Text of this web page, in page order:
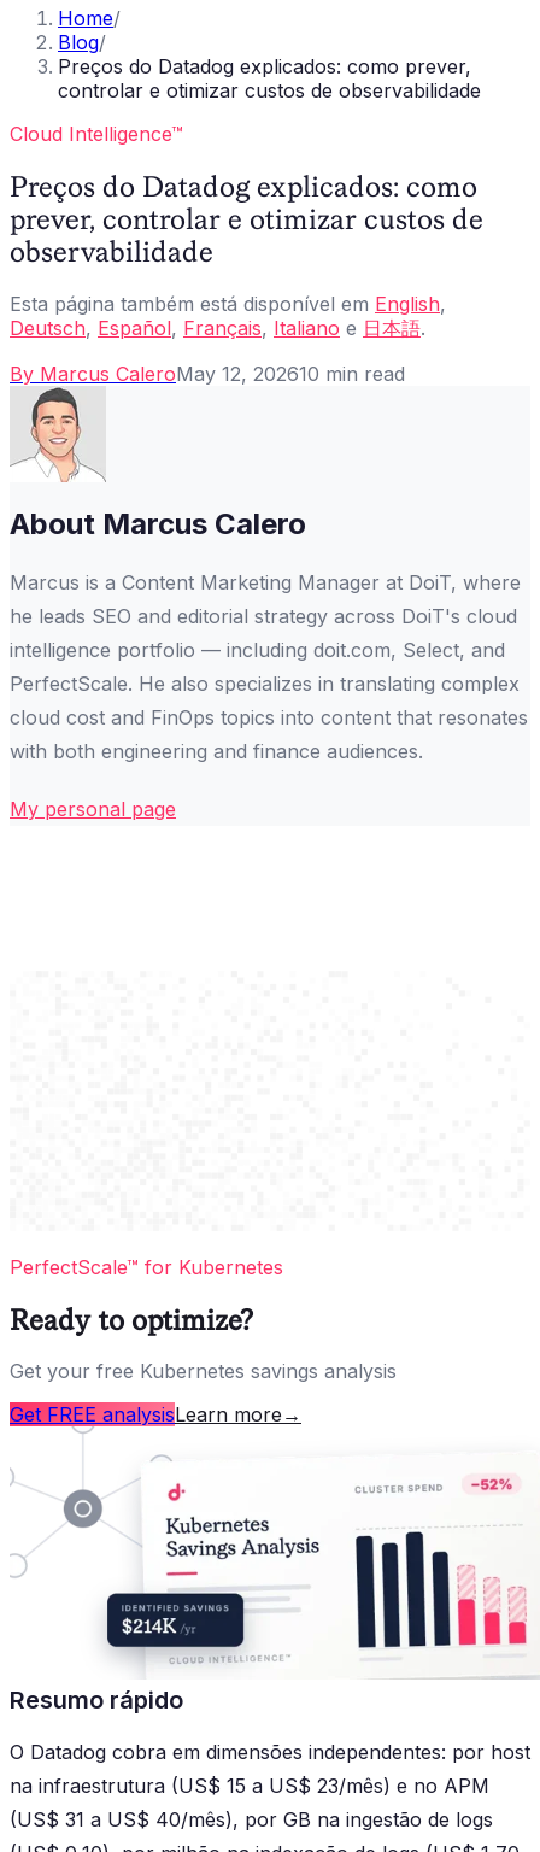
Home/
Blog/
Preços do Datadog explicados: como prever,
controlar e otimizar custos de observabilidade
Cloud Intelligence™
Preços do Datadog explicados: como
prever, controlar e otimizar custos de
observabilidade
Esta página também está disponível em English,
Deutsch, Español, Français, Italiano e 日本語.
By Marcus CaleroMay 12, 202610 min read
About Marcus Calero
Marcus is a Content Marketing Manager at DoiT, where
he leads SEO and editorial strategy across DoiT's cloud
intelligence portfolio — including doit.com, Select, and
PerfectScale. He also specializes in translating complex
cloud cost and FinOps topics into content that resonates
with both engineering and finance audiences.
My personal page
PerfectScale™ for Kubernetes
Ready to optimize?
Get your free Kubernetes savings analysis
Get FREE analysisLearn more →
Resumo rápido
O Datadog cobra em dimensões independentes: por host
na infraestrutura (US$ 15 a US$ 23/mês) e no APM
(US$ 31 a US$ 40/mês), por GB na ingestão de logs